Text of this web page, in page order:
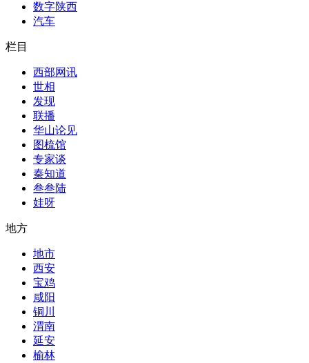
数字陕西
汽车
栏目
西部网讯
世相
发现
联播
华山论见
图梳馆
专家谈
秦知道
叁叁陆
娃呀
地方
地市
西安
宝鸡
咸阳
铜川
渭南
延安
榆林